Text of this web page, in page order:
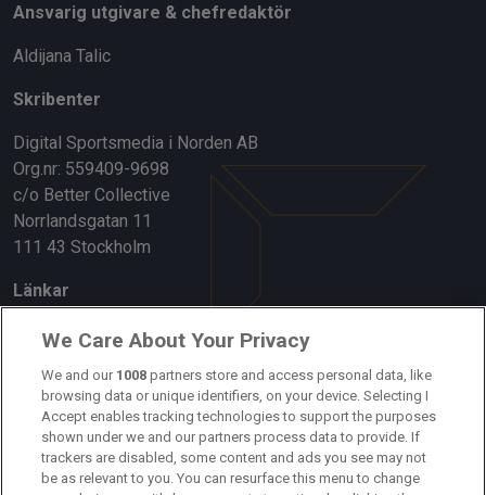
Ansvarig utgivare & chefredaktör
Aldijana Talic
Skribenter
Digital Sportsmedia i Norden AB
Org.nr: 559409-9698
c/o Better Collective
Norrlandsgatan 11
111 43 Stockholm
Länkar
Om oss
Kontakta oss
Kundtjänst
Sponsor: Rekatochklart
We Care About Your Privacy
We and our 1008 partners store and access personal data, like
browsing data or unique identifiers, on your device. Selecting I
Accept enables tracking technologies to support the purposes
shown under we and our partners process data to provide. If
trackers are disabled, some content and ads you see may not
be as relevant to you. You can resurface this menu to change